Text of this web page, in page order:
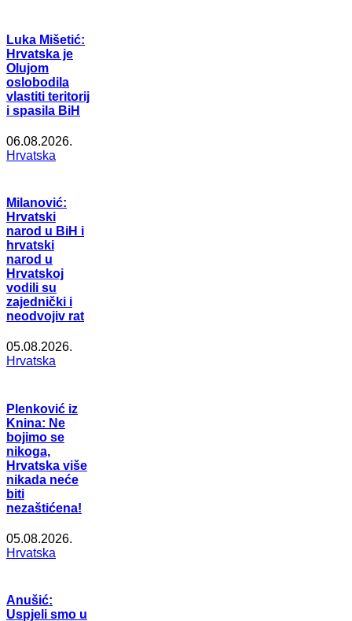
Luka Mišetić:
Hrvatska je
Olujom
oslobodila
vlastiti teritorij
i spasila BiH
06.08.2026.
Hrvatska
Milanović:
Hrvatski
narod u BiH i
hrvatski
narod u
Hrvatskoj
vodili su
zajednički i
neodvojiv rat
05.08.2026.
Hrvatska
Plenković iz
Knina: Ne
bojimo se
nikoga,
Hrvatska više
nikada neće
biti
nezaštićena!
05.08.2026.
Hrvatska
Anušić:
Uspjeli smo u